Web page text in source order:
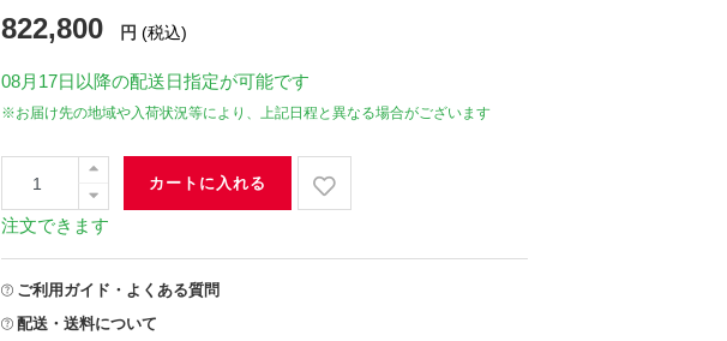
822,800 円 (税込)
08月17日 以降の配送日指定が可能です
※お届け先の地域や入荷状況等により、上記日程と異なる場合がございます
カートに入れる
注文できます
ご利用ガイド・よくある質問
配送・送料について